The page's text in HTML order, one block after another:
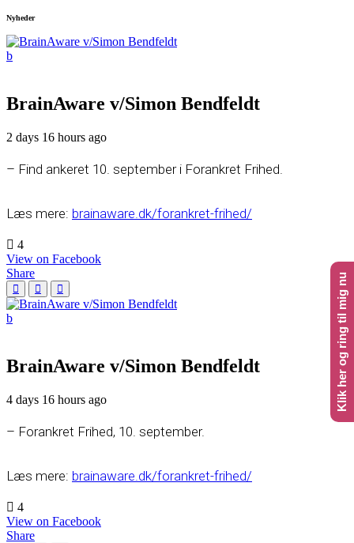
Nyheder
BrainAware v/Simon Bendfeldt
2 days 16 hours ago
– Find ankeret 10. september i Forankret Frihed.
Læs mere: brainaware.dk/forankret-frihed/
4
View on Facebook
Share
BrainAware v/Simon Bendfeldt
4 days 16 hours ago
– Forankret Frihed, 10. september.
Læs mere: brainaware.dk/forankret-frihed/
4
View on Facebook
Share
Klik her og ring til mig nu